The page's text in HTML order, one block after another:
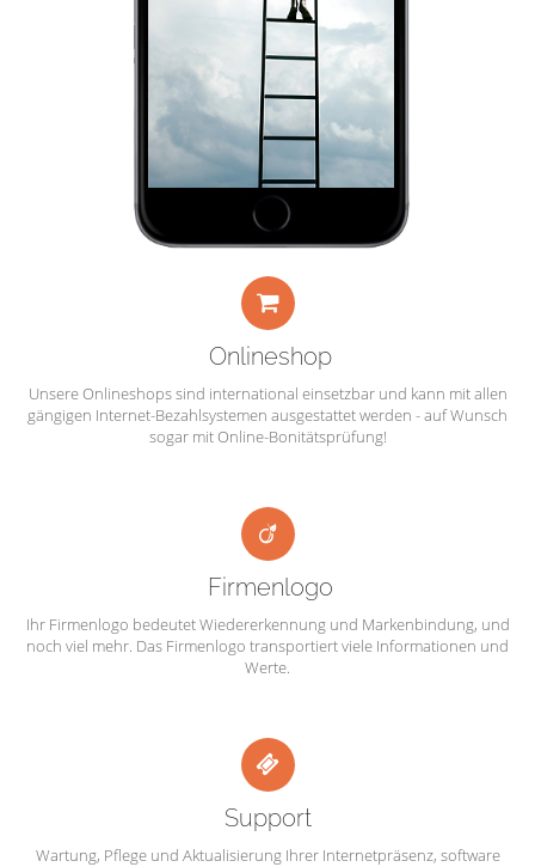
Onlineshop
Unsere Onlineshops sind international einsetzbar und kann mit allen
gängigen Internet-Bezahlsystemen ausgestattet werden - auf Wunsch
sogar mit Online-Bonitätsprüfung!
Firmenlogo
Ihr Firmenlogo bedeutet Wiedererkennung und Markenbindung, und
noch viel mehr. Das Firmenlogo transportiert viele Informationen und
Werte.
Support
Wartung, Pflege und Aktualisierung Ihrer Internetpräsenz, software